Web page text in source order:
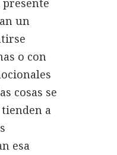
un
o con
cosas se
a
esa